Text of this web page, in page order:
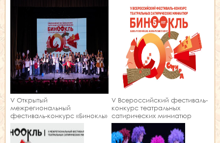
V Открытый
межрегиональный
фестиваль-конкурс «Бинокль»
объединяющее поколения
V Всероссийский фестиваль-
конкурс театральных
сатирических миниатюр
«БИНОКЛЬ»